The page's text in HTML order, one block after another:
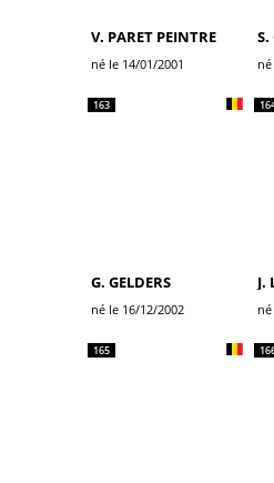
V. PARET PEINTRE
né le 14/01/2001
S.
163
G. GELDERS
né le 16/12/2002
J.
165